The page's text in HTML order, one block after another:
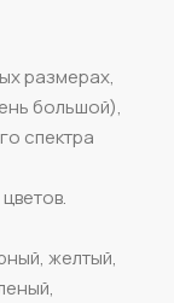
размерах,
большой),
спектра
желтый,